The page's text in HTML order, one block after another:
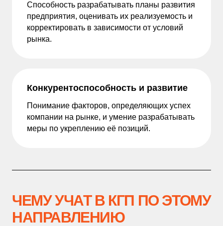
Способность разрабатывать планы развития
предприятия, оценивать их реализуемость и
корректировать в зависимости от условий
рынка.
Конкурентоспособность и развитие
Понимание факторов, определяющих успех
компании на рынке, и умение разрабатывать
меры по укреплению её позиций.
ЧЕМУ УЧАТ В КГП ПО ЭТОМУ
НАПРАВЛЕНИЮ